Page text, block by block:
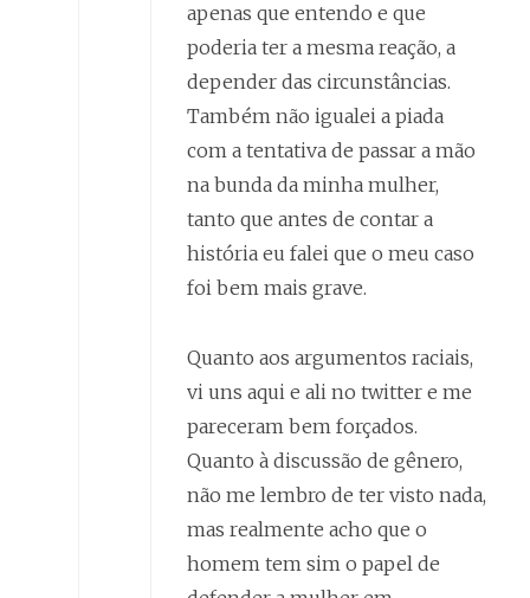
apenas que entendo e que
poderia ter a mesma reação, a
depender das circunstâncias.
Também não igualei a piada
com a tentativa de passar a mão
na bunda da minha mulher,
tanto que antes de contar a
história eu falei que o meu caso
foi bem mais grave.
Quanto aos argumentos raciais,
vi uns aqui e ali no twitter e me
pareceram bem forçados.
Quanto à discussão de gênero,
não me lembro de ter visto nada,
mas realmente acho que o
homem tem sim o papel de